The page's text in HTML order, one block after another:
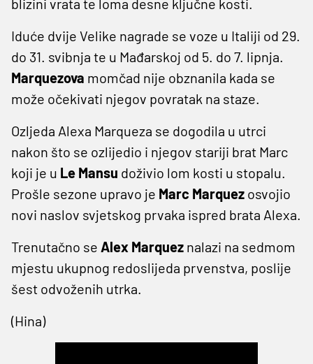
blizini vrata te loma desne ključne kosti.
Iduće dvije Velike nagrade se voze u Italiji od 29.
do 31. svibnja te u Mađarskoj od 5. do 7. lipnja.
Marquezova momčad nije obznanila kada se
može očekivati njegov povratak na staze.
Ozljeda Alexa Marqueza se dogodila u utrci
nakon što se ozlijedio i njegov stariji brat Marc
koji je u Le Mansu doživio lom kosti u stopalu.
Prošle sezone upravo je Marc Marquez osvojio
novi naslov svjetskog prvaka ispred brata Alexa.
Trenutačno se Alex Marquez nalazi na sedmom
mjestu ukupnog redoslijeda prvenstva, poslije
šest odvoženih utrka.
(Hina)